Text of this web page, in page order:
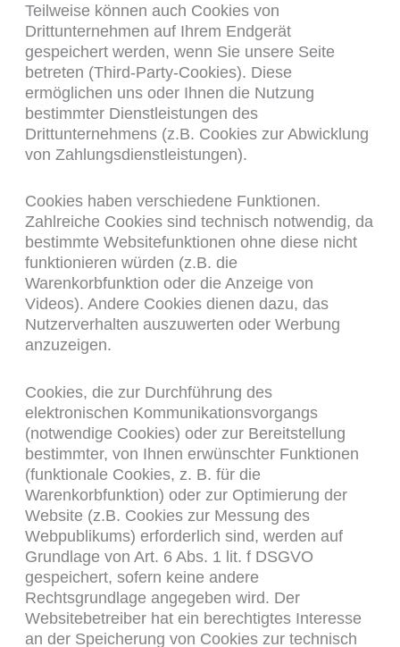
Teilweise können auch Cookies von
Drittunternehmen auf Ihrem Endgerät
gespeichert werden, wenn Sie unsere Seite
betreten (Third-Party-Cookies). Diese
ermöglichen uns oder Ihnen die Nutzung
bestimmter Dienstleistungen des
Drittunternehmens (z.B. Cookies zur Abwicklung
von Zahlungsdienstleistungen).
Cookies haben verschiedene Funktionen.
Zahlreiche Cookies sind technisch notwendig, da
bestimmte Websitefunktionen ohne diese nicht
funktionieren würden (z.B. die
Warenkorbfunktion oder die Anzeige von
Videos). Andere Cookies dienen dazu, das
Nutzerverhalten auszuwerten oder Werbung
anzuzeigen.
Cookies, die zur Durchführung des
elektronischen Kommunikationsvorgangs
(notwendige Cookies) oder zur Bereitstellung
bestimmter, von Ihnen erwünschter Funktionen
(funktionale Cookies, z. B. für die
Warenkorbfunktion) oder zur Optimierung der
Website (z.B. Cookies zur Messung des
Webpublikums) erforderlich sind, werden auf
Grundlage von Art. 6 Abs. 1 lit. f DSGVO
gespeichert, sofern keine andere
Rechtsgrundlage angegeben wird. Der
Websitebetreiber hat ein berechtigtes Interesse
an der Speicherung von Cookies zur technisch